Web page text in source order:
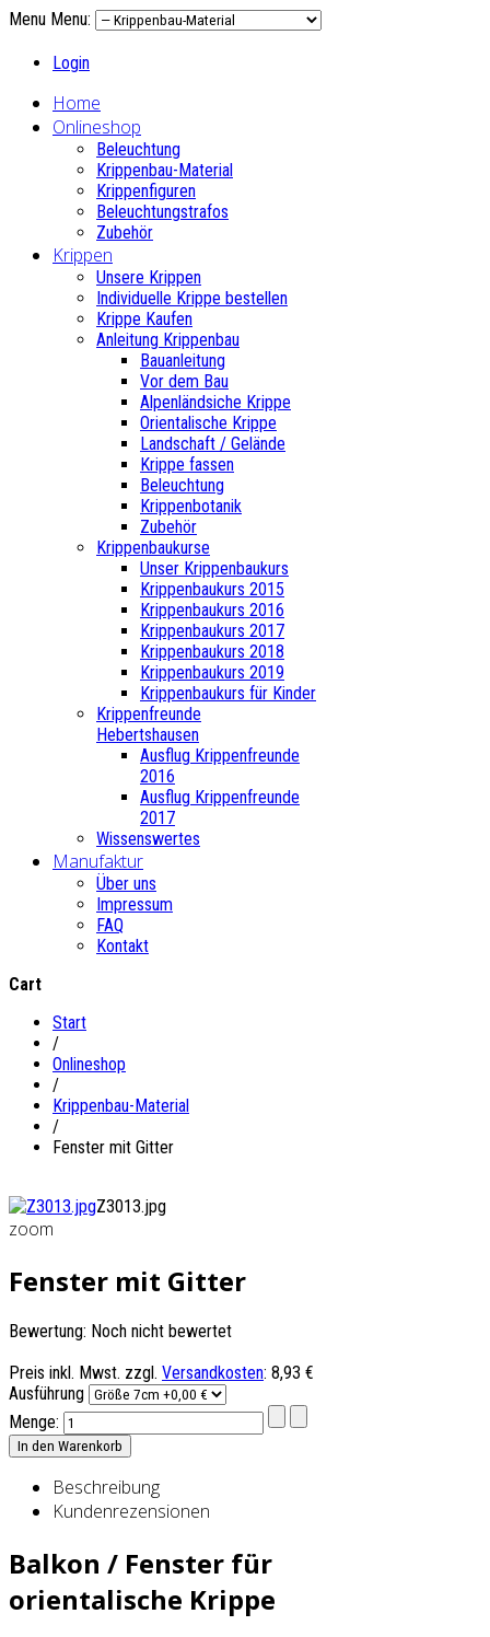
Menu Menu:
Login
Home
Onlineshop
Beleuchtung
Krippenbau-Material
Krippenfiguren
Beleuchtungstrafos
Zubehör
Krippen
Unsere Krippen
Individuelle Krippe bestellen
Krippe Kaufen
Anleitung Krippenbau
Bauanleitung
Vor dem Bau
Alpenländsiche Krippe
Orientalische Krippe
Landschaft / Gelände
Krippe fassen
Beleuchtung
Krippenbotanik
Zubehör
Krippenbaukurse
Unser Krippenbaukurs
Krippenbaukurs 2015
Krippenbaukurs 2016
Krippenbaukurs 2017
Krippenbaukurs 2018
Krippenbaukurs 2019
Krippenbaukurs für Kinder
Krippenfreunde
Hebertshausen
Ausflug Krippenfreunde
2016
Ausflug Krippenfreunde
2017
Wissenswertes
Manufaktur
Über uns
Impressum
FAQ
Kontakt
Cart
Start
/
Onlineshop
/
Krippenbau-Material
/
Fenster mit Gitter
Z3013.jpg
zoom
Fenster mit Gitter
Bewertung: Noch nicht bewertet
Preis inkl. Mwst. zzgl. Versandkosten: 8,93 €
Ausführung
Menge:
Beschreibung
Kundenrezensionen
Balkon / Fenster für
orientalische Krippe